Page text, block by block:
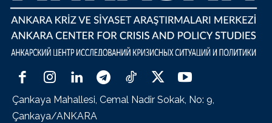
Çankaya Mahallesi, Cemal Nadir Sokak, No: 9,
Çankaya/ANKARA